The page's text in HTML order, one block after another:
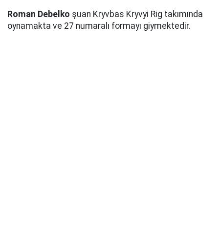
Roman Debelko şuan Kryvbas Kryvyi Rig takımında
oynamakta ve 27 numaralı formayı giymektedir.